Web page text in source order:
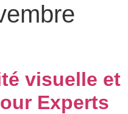
visuelle et
Experts